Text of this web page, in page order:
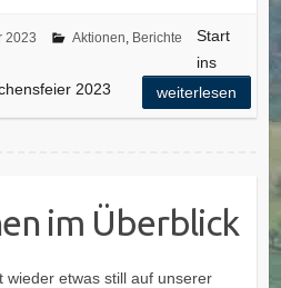
2023 Aktionen, Berichte
Start
ins
2023
weiterlesen
im Überblick
wieder etwas still auf unserer